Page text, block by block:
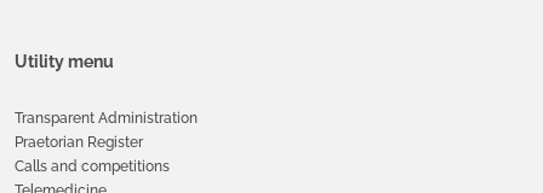
Utility menu
Transparent Administration
Praetorian Register
Calls and competitions